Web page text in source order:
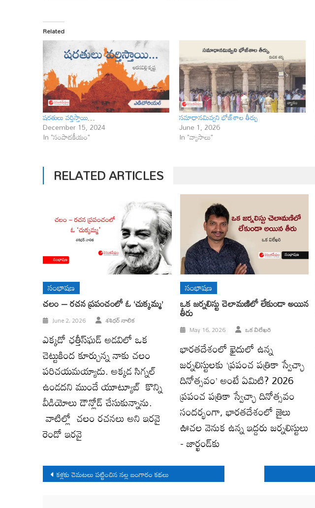
Related
షరతులు వర్తిస్తాయి…
December 15, 2024
In "సంపాదకీయం"
సమాధానమివ్వని భోజ్‌శాల తీర్పు
June 1, 2026
In "వ్యాసాలు"
RELATED ARTICLES
సంభాషణ
చలం – రచన ప్రపంచంలో ఓ ‘చుక్కమ్మ’
June 2, 2026 శశిధర్ నాలిక
ఎక్కడో ఛత్తీస్‌ఘడ్ అడవిలో ఒక
చెట్టుకింద కూర్చున్న నాకు చలం
పరిచయమయ్యాడు. అక్కడ సిగ్నల్
ఉండదని ముందే యూట్యూబ్ కొన్ని
వీడియోలు డౌన్లోడ్ చేసుకున్నాను.
వాటిల్లో చలం రచనలు అని ఇరవై
రెండో ఇరవై
సంభాషణ
ఒక జర్నలిస్టు చెలామణిలో లేకుండా అయిన
తీరు
May 16, 2026 ఒక విలేఖరి
భారతదేశంలో ఖైదులో ఉన్న
జర్నలిస్టులకు ‘ప్రపంచ పత్రికా స్వేచ్ఛా
దినోత్సవం’ అంటే ఏమిటి? 2026
ప్రపంచ పత్రికా స్వేచ్ఛా దినోత్సవం
సందర్భంగా, భారతదేశంలో జైలు
ఊచల వెనుక ఉన్న ఇద్దరు జర్నలిస్టులు
- జార్ఖండ్‌కు
Post
navigation
కళ్లకు చెమటలు పట్టించిన నల్ల బంగారం కథలు